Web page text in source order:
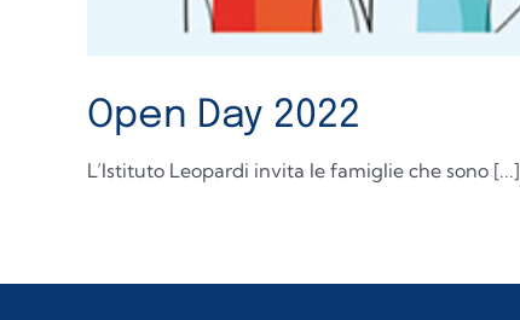
Open Day 2022
L’Istituto Leopardi invita le famiglie che sono [...]